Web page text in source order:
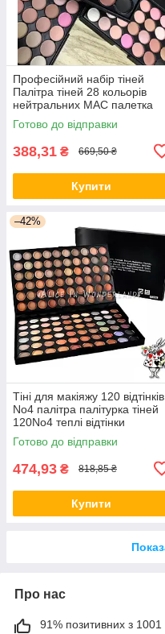
Професійний набір тіней
Палітра тіней 28 кольорів
нейтральних MAC палетка
Mac Cosmetics
Готово до відправки
388,31 ₴ 669,50 ₴
Купити
–42%
Тіні для макіяжу 120 відтінків
No4 палітра палітурка тіней
120No4 теплі відтінки
Готово до відправки
474,93 ₴ 818,85 ₴
Купити
Про нас
91% позитивних з 1001